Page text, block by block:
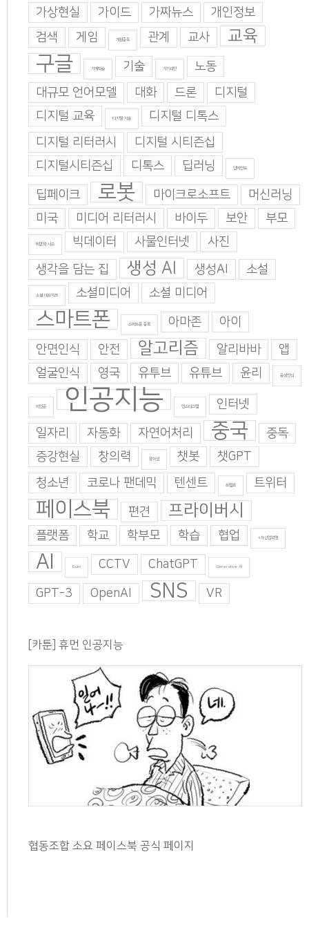
가상현실 가이드 가짜뉴스
개인정보
검색
게임 게임중독 관계 교사 교육
구글 기계학습 기술 기지과인
노동
대규모 언어모델
대화 드론
디지털
디지털 교육
디지털 기술
디지털 디톡스
디지털 리터러시
디지털 시티즌십
디지털시티즌십
디톡스 딥러닝 딥마인드
딥페이크 로봇 마이크로소프트
머신러닝
미국
미디어 리터러시 바이두 보안 부모
비판적 사고 빅데이터 사물인터넷
사진
생각을 담는 집
생성 AI 생성AI 소설
소셜 네트워크 소셜미디어 소셜 미디어
스마트폰 스마트폰 중독 아마존
아이
안면인식
안전 알고리즘 알리바바
앱
얼굴인식
영국 유투브 유튜브 윤리 음성인식
이인준 인공지능 인스타그램 인터넷
일자리 자동화 자연어처리 중국
중독
증강현실
창의력 창의성 챗봇
챗GPT
청소년
코로나 팬데믹 텐센트 트럼프 트위터
페이스북 편견 프라이버시
플랫폼 학교 학부모 학습 협업 4차산업혁명
AI Burn CCTV ChatGPT Generative AI
GPT-3 OpenAI SNS VR
[카툰] 휴먼 인공지능
협동조합 소요 페이스북 공식 페이지